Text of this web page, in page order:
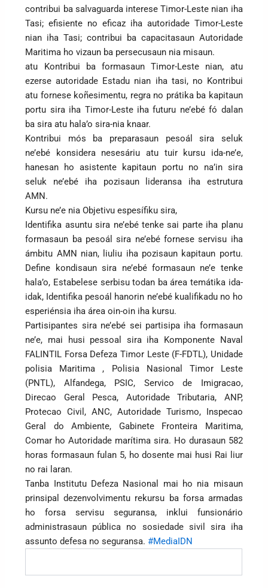
contribui ba salvaguarda interese Timor-Leste nian iha
Tasi; efisiente no eficaz iha autoridade Timor-Leste
nian iha Tasi; contribui ba capacitasaun Autoridade
Maritima ho vizaun ba persecusaun nia misaun.
atu Kontribui ba formasaun Timor-Leste nian, atu
ezerse autoridade Estadu nian iha tasi, no Kontribui
atu fornese koñesimentu, regra no prátika ba kapitaun
portu sira iha Timor-Leste iha futuru ne’ebé fó dalan
ba sira atu hala’o sira-nia knaar.
Kontribui mós ba preparasaun pesoál sira seluk
ne’ebé konsidera nesesáriu atu tuir kursu ida-ne’e,
hanesan ho asistente kapitaun portu no na’in sira
seluk ne’ebé iha pozisaun lideransa iha estrutura
AMN.
Kursu ne’e nia Objetivu espesífiku sira,
Identifika asuntu sira ne’ebé tenke sai parte iha planu
formasaun ba pesoál sira ne’ebé fornese servisu iha
ámbitu AMN nian, liuliu iha pozisaun kapitaun portu.
Define kondisaun sira ne’ebé formasaun ne’e tenke
hala’o, Estabelese serbisu todan ba área temátika ida-
idak, Identifika pesoál hanorin ne’ebé kualifikadu no ho
esperiénsia iha área oin-oin iha kursu.
Partisipantes sira ne’ebé sei partisipa iha formasaun
ne’e, mai husi pessoal sira iha Komponente Naval
FALINTIL Forsa Defeza Timor Leste (F-FDTL), Unidade
polisia Maritima , Polisia Nasional Timor Leste
(PNTL), Alfandega, PSIC, Servico de Imigracao,
Direcao Geral Pesca, Autoridade Tributaria, ANP,
Protecao Civil, ANC, Autoridade Turismo, Inspecao
Geral do Ambiente, Gabinete Fronteira Maritima,
Comar ho Autoridade marítima sira. Ho durasaun 582
horas formasaun fulan 5, ho dosente mai husi Rai liur
no rai laran.
Tanba Institutu Defeza Nasional mai ho nia misaun
prinsipal dezenvolvimentu rekursu ba forsa armadas
ho forsa servisu seguransa, inklui funsionário
administrasaun pública no sosiedade sivil sira iha
assunto defesa no seguransa.#MediaIDN